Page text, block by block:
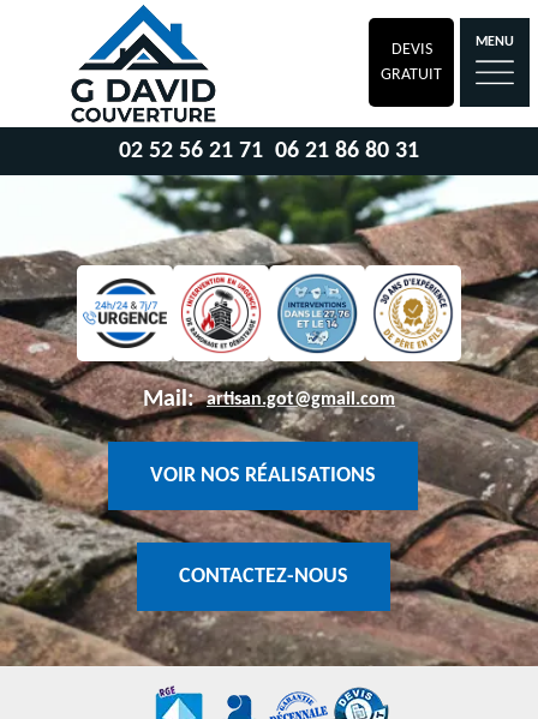
DEVIS
GRATUIT
MENU
02 52 56 21 71 06 21 86 80 31
Mail: artisan.got@gmail.com
VOIR NOS RÉALISATIONS
CONTACTEZ-NOUS